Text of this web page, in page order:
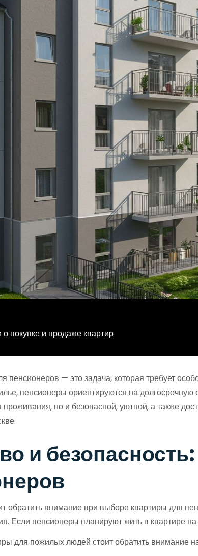
о покупке и продаже квартир
пенсионеров — это задача, которая требует
пенсионеры ориентируются на
проживания, но и безопасной, уютной, а также
и
обратить внимание при выборе квартиры для
Если пенсионеры планируют жить в квартире
для пожилых людей стоит обратить внимание